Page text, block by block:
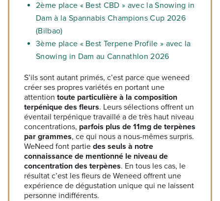
2ème place « Best CBD » avec la Snowing in
Dam à la Spannabis Champions Cup 2026
(Bilbao)
3ème place « Best Terpene Profile » avec la
Snowing in Dam au Cannathlon 2026
S’ils sont autant primés, c’est parce que weneed
créer ses propres variétés en portant une
attention toute particulière à la composition
terpénique des fleurs. Leurs sélections offrent un
éventail terpénique travaillé a de très haut niveau
concentrations, parfois plus de 11mg de terpènes
par grammes, ce qui nous a nous-mêmes surpris.
WeNeed font partie des seuls à notre
connaissance de mentionné le niveau de
concentration des terpènes. En tous les cas, le
résultat c’est les fleurs de Weneed offrent une
expérience de dégustation unique qui ne laissent
personne indifférents.